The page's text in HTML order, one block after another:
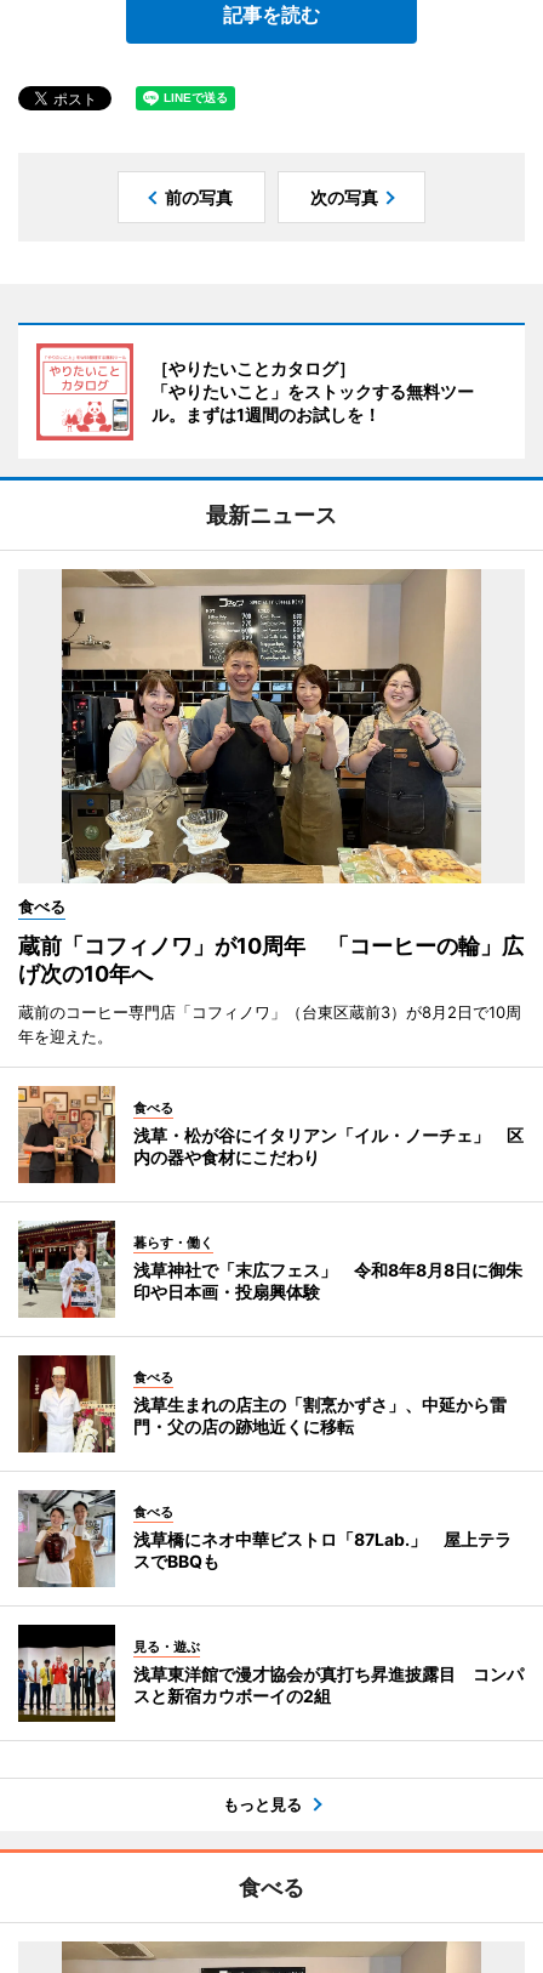
記事を読む
前の写真 次の写真
［やりたいことカタログ］
「やりたいこと」をストックする無料ツー
ル。まずは1週間のお試しを！
最新ニュース
食べる
蔵前「コフィノワ」が10周年 「コーヒーの輪」広
げ次の10年へ
蔵前のコーヒー専門店「コフィノワ」（台東区蔵前3）が8月2日で10周
年を迎えた。
食べる
浅草・松が谷にイタリアン「イル・ノーチェ」 区
内の器や食材にこだわり
暮らす・働く
浅草神社で「末広フェス」 令和8年8月8日に御朱
印や日本画・投扇興体験
食べる
浅草生まれの店主の「割烹かずさ」、中延から雷
門・父の店の跡地近くに移転
食べる
浅草橋にネオ中華ビストロ「87Lab.」 屋上テラ
スでBBQも
見る・遊ぶ
浅草東洋館で漫才協会が真打ち昇進披露目 コンパ
スと新宿カウボーイの2組
もっと見る
食べる